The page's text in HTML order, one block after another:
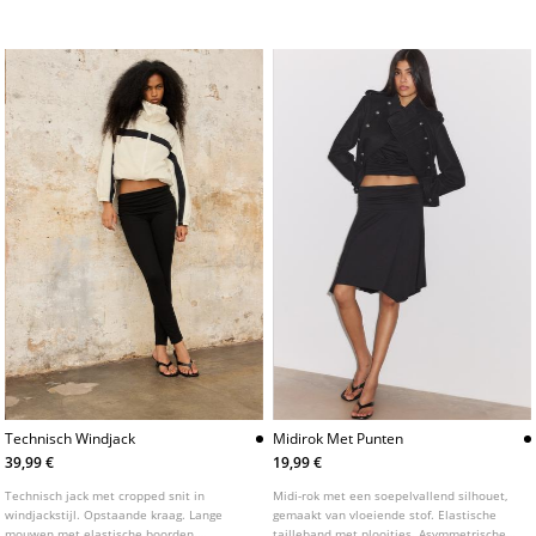
Technisch Windjack
39,99 €
Technisch jack met cropped snit in
windjackstijl. Opstaande kraag. Lange
Midirok Met Punten
19,99 €
Midi-rok met een soepelvallend silhouet,
gemaakt van vloeiende stof. Elastische